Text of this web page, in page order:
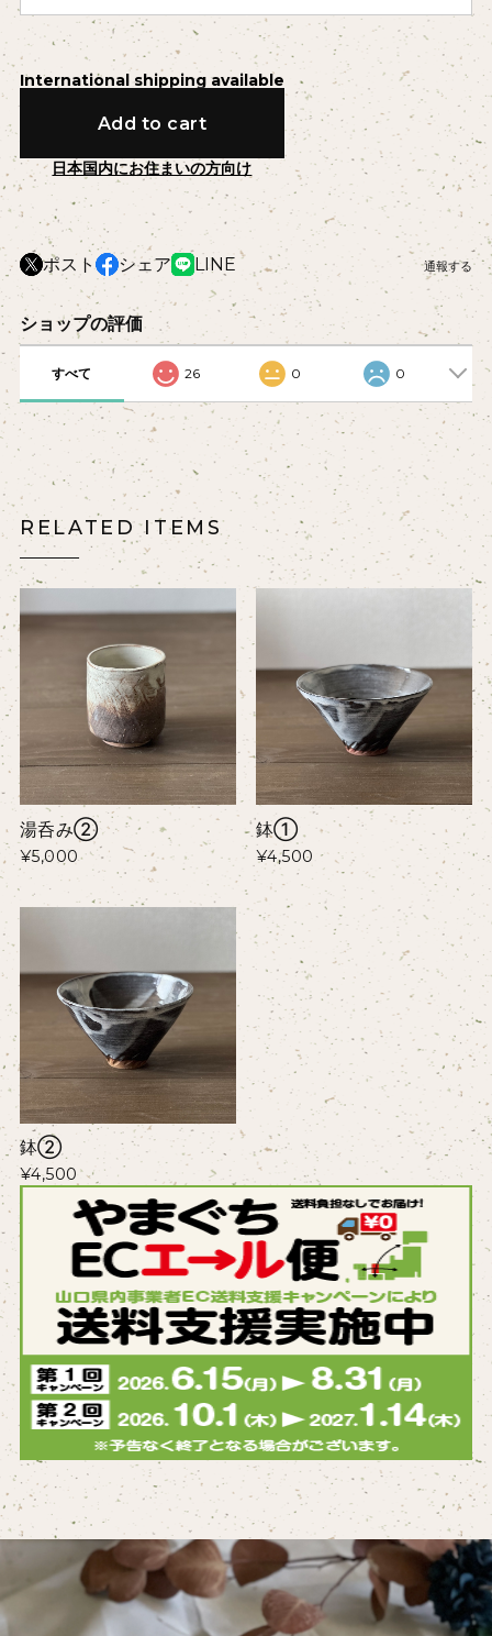
International shipping available
Add to cart
日本国内にお住まいの方向け
ポスト シェア LINE 通報する
ショップの評価
すべて 26 0 0
RELATED ITEMS
湯呑み②
¥5,000
鉢①
¥4,500
鉢②
¥4,500